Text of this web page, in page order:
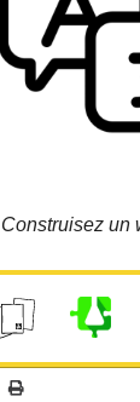
Construisez un
Ajouter le code avant
Ajouter un
{{translation